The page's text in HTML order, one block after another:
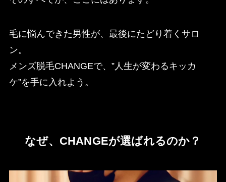
毛に悩んできた男性が、最後にたどり着くサロ
ン。
メンズ脱毛CHANGEで、”人生が変わるキッカ
ケ”を手に入れよう。
なぜ、CHANGEが選ばれるのか？